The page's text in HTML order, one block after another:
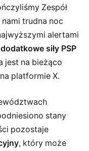
Zespół
trudna noc
alertami
siły PSP
jest na bieżąco
platformie X.
stany
pozostaje
, który może